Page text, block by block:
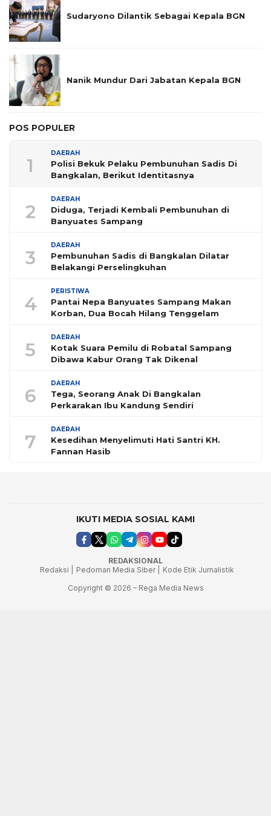
Sudaryono Dilantik Sebagai Kepala BGN
Nanik Mundur Dari Jabatan Kepala BGN
POS POPULER
1
DAERAH
Polisi Bekuk Pelaku Pembunuhan Sadis Di
Bangkalan, Berikut Identitasnya
2
DAERAH
Diduga, Terjadi Kembali Pembunuhan di
Banyuates Sampang
3
DAERAH
Pembunuhan Sadis di Bangkalan Dilatar
Belakangi Perselingkuhan
4
PERISTIWA
Pantai Nepa Banyuates Sampang Makan
Korban, Dua Bocah Hilang Tenggelam
5
DAERAH
Kotak Suara Pemilu di Robatal Sampang
Dibawa Kabur Orang Tak Dikenal
6
DAERAH
Tega, Seorang Anak Di Bangkalan
Perkarakan Ibu Kandung Sendiri
7
DAERAH
Kesedihan Menyelimuti Hati Santri KH.
Fannan Hasib
IKUTI MEDIA SOSIAL KAMI
REDAKSIONAL
Redaksi |
Pedoman Media Siber |
Kode Etik Jurnalistik
Copyright © 2026 – Rega Media News